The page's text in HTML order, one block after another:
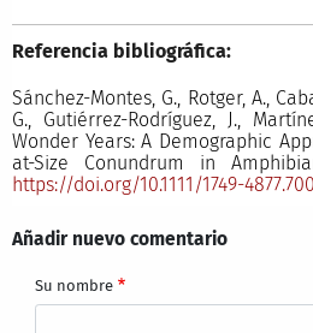
Referencia bibliográfica:
Sánchez-Montes, G., Rotger, A.,
G., Gutiérrez-Rodríguez, J.,
Wonder Years: A Demographic
at-Size Conundrum in
https://doi.org/10.1111/1749-
Añadir nuevo comentario
Su nombre